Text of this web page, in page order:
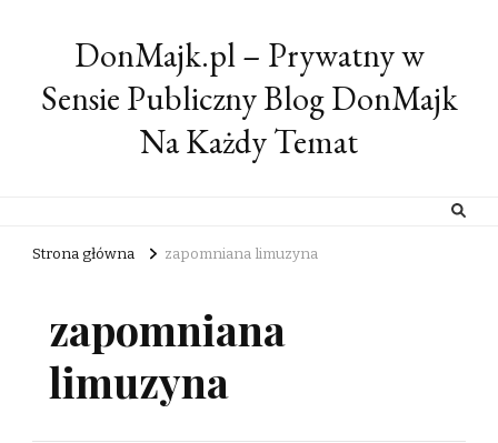
DonMajk.pl – Prywatny w
Sensie Publiczny Blog DonMajk
Na Każdy Temat
Strona główna zapomniana limuzyna
zapomniana
limuzyna